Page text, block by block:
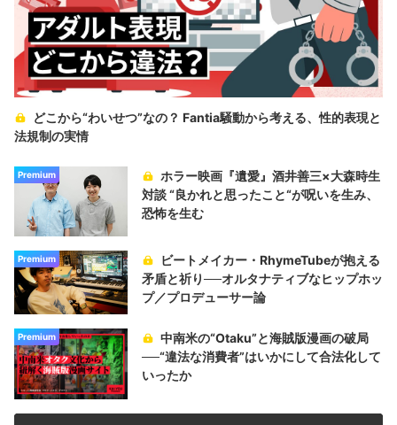
どこから“わいせつ”なの？ Fantia騒動から考える、性的表現と
法規制の実情
Premium
ホラー映画『遺愛』酒井善三×大森時生
対談 “良かれと思ったこと“が呪いを生み、
恐怖を生む
Premium
ビートメイカー・RhymeTubeが抱える
矛盾と祈り──オルタナティブなヒップホッ
プ／プロデューサー論
Premium
中南米の“Otaku”と海賊版漫画の破局
──“違法な消費者”はいかにして合法化して
いったか